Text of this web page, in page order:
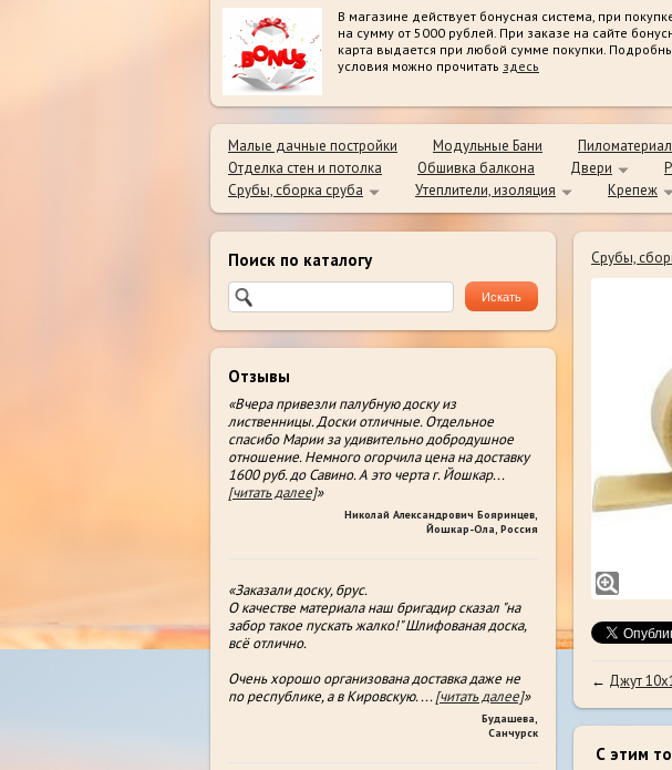
В магазине действует бонусная система, при
на сумму от 5000 рублей. При заказе на сайте
карта выдается при любой сумме покупки.
условия можно прочитать здесь
Малые дачные постройки Модульные Бани Пиломатериал
Отделка стен и потолка
Обшивка балкона Двери
Срубы, сборка сруба
Утеплители, изоляция Крепеж
Поиск по каталогу
Отзывы
«Вчера привезли палубную доску из
лиственницы. Доски отличные. Отдельное
спасибо Марии за удивительно добродушное
отношение. Немного огорчила цена на доставку
1600 руб. до Савино. А это черта г. Йошкар...
[читать далее]»
Николай Александрович Бояринцев
Йошкар-Ола, Россия
«Заказали доску, брус.
О качестве материала наш бригадир сказал "на
забор такое пускать жалко!" Шлифованая доска,
всë отлично.
Очень хорошо организована доставка даже не
по республике, а в Кировскую....[читать далее]»
Будашева
Санчурск
Срубы,
← Джут
С этим